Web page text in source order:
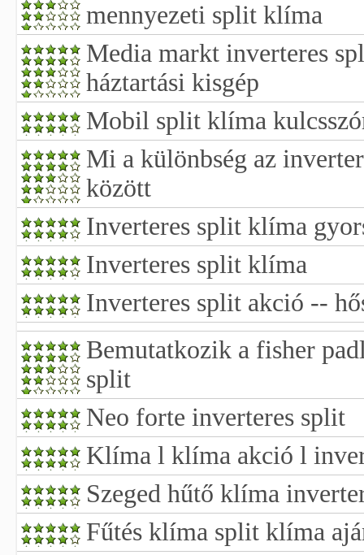
mennyezeti split klíma
Media markt inverteres
háztartási kisgép
Mobil split klíma
Mi a különbség az
között
Inverteres split klíma
Inverteres split klíma
Inverteres split akció --
Bemutatkozik a fisher
split
Neo forte inverteres split
Klíma l klíma akció l
Szeged hűtő klíma
Fűtés klíma split klíma